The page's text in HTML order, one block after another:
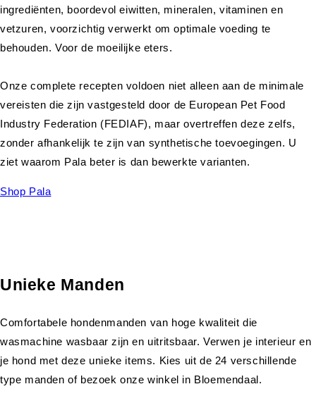
ingrediënten, boordevol eiwitten, mineralen, vitaminen en
vetzuren, voorzichtig verwerkt om optimale voeding te
behouden. Voor de moeilijke eters.
Onze complete recepten voldoen niet alleen aan de minimale
vereisten die zijn vastgesteld door de European Pet Food
Industry Federation (FEDIAF), maar overtreffen deze zelfs,
zonder afhankelijk te zijn van synthetische toevoegingen. U
ziet waarom Pala beter is dan bewerkte varianten.
Shop Pala
Unieke Manden
Comfortabele hondenmanden van hoge kwaliteit die
wasmachine wasbaar zijn en uitritsbaar. Verwen je interieur en
je hond met deze unieke items. Kies uit de 24 verschillende
type manden of bezoek onze winkel in Bloemendaal.